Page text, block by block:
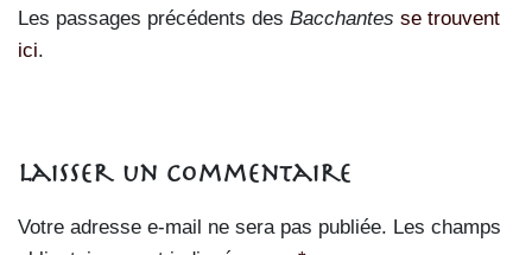
Les passages précédents des Bacchantes se trouvent
ici.
Laisser un commentaire
Votre adresse e-mail ne sera pas publiée. Les champs